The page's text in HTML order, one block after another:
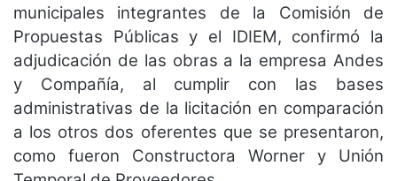
municipales integrantes de la Comisión de
Propuestas Públicas y el IDIEM, confirmó la
adjudicación de las obras a la empresa Andes
y Compañía, al cumplir con las bases
administrativas de la licitación en comparación
a los otros dos oferentes que se presentaron,
como fueron Constructora Worner y Unión